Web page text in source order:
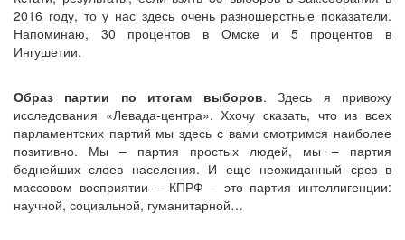
2016 году, то у нас здесь очень разношерстные показатели.
Напоминаю, 30 процентов в Омске и 5 процентов в
Ингушетии.
Образ партии по итогам выборов. Здесь я привожу
исследования «Левада-центра». Ххочу сказать, что из всех
парламентских партий мы здесь с вами смотримся наиболее
позитивно. Мы – партия простых людей, мы – партия
беднейших слоев населения. И еще неожиданный срез в
массовом восприятии – КПРФ – это партия интеллигенции:
научной, социальной, гуманитарной…